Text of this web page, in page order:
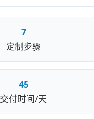
7
定制步骤
45
交付时间/天